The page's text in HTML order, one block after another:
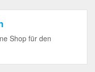
Shop für den